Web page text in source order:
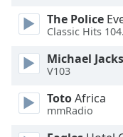
window.
The Police
Classic Hits
Michael
V103
TotoAfrica
mmRadio